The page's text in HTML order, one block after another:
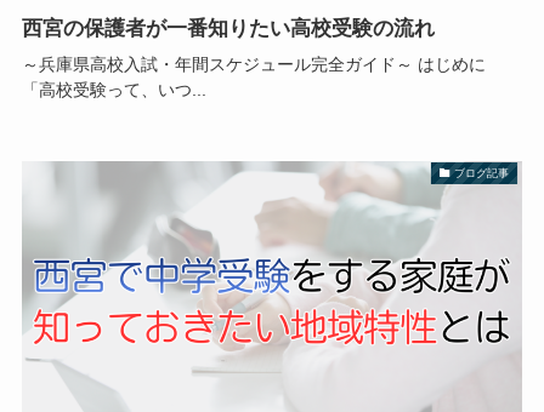
西宮の保護者が一番知りたい高校受験の流れ
～兵庫県高校入試・年間スケジュール完全ガイド～ はじめに
「高校受験って、いつ...
ブログ記事